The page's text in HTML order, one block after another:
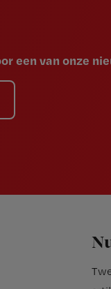
een van onze